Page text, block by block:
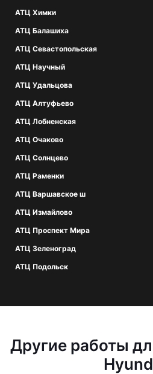
АТЦ Химки
АТЦ Балашиха
АТЦ Севастопольская
АТЦ Научный
АТЦ Удальцова
АТЦ Алтуфьево
АТЦ Лобненская
АТЦ Очаково
АТЦ Солнцево
АТЦ Раменки
АТЦ Варшавское ш
АТЦ Измайлово
АТЦ Проспект Мира
АТЦ Зеленоград
АТЦ Подольск
Другие работы